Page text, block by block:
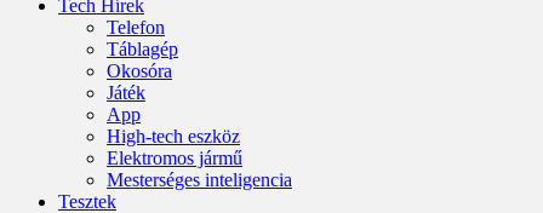
Tech Hírek
Telefon
Táblagép
Okosóra
Játék
App
High-tech eszköz
Elektromos jármű
Mesterséges inteligencia
Tesztek